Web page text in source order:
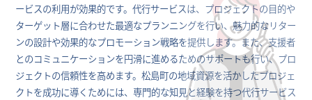
ービスの利用が効果的です。代行サービスは、プロジェクトの目的や
ターゲット層に合わせた最適なプランニングを行い、魅力的なリター
ンの設計や効果的なプロモーション戦略を提供します。また、支援者
とのコミュニケーションを円滑に進めるためのサポートも行い、プロ
ジェクトの信頼性を高めます。松島町の地域資源を活かしたプロジェ
クトを成功に導くためには、専門的な知見と経験を持つ代行サービス